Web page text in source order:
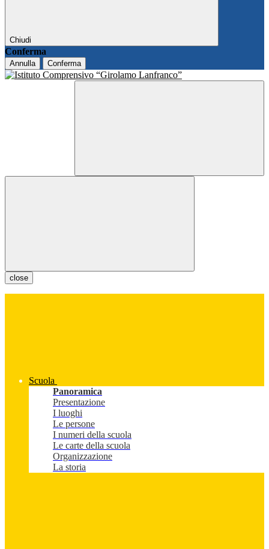
Chiudi
Conferma
Annulla Conferma
close
Scuola
Panoramica
Presentazione
I luoghi
Le persone
I numeri della scuola
Le carte della scuola
Organizzazione
La storia